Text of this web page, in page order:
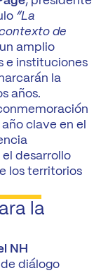
“La
de
amplio
e instituciones
la
años.
año clave en el
desarrollo
los territorios
la
NH
diálogo